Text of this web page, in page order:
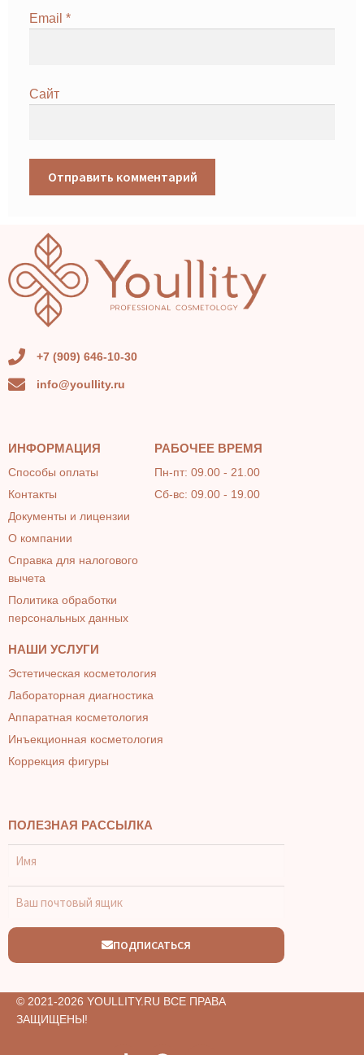
Email *
Сайт
+7 (909) 646-10-30
info@youllity.ru
ИНФОРМАЦИЯ
Способы оплаты
Контакты
Документы и лицензии
О компании
Справка для налогового
вычета
Политика обработки
персональных данных
РАБОЧЕЕ ВРЕМЯ
Пн-пт: 09.00 - 21.00
Сб-вс: 09.00 - 19.00
НАШИ УСЛУГИ
Эстетическая косметология
Лабораторная диагностика
Аппаратная косметология
Инъекционная косметология
Коррекция фигуры
ПОЛЕЗНАЯ РАССЫЛКА
ПОДПИСАТЬСЯ
© 2021-2026 YOULLITY.RU ВСЕ ПРАВА
ЗАЩИЩЕНЫ!